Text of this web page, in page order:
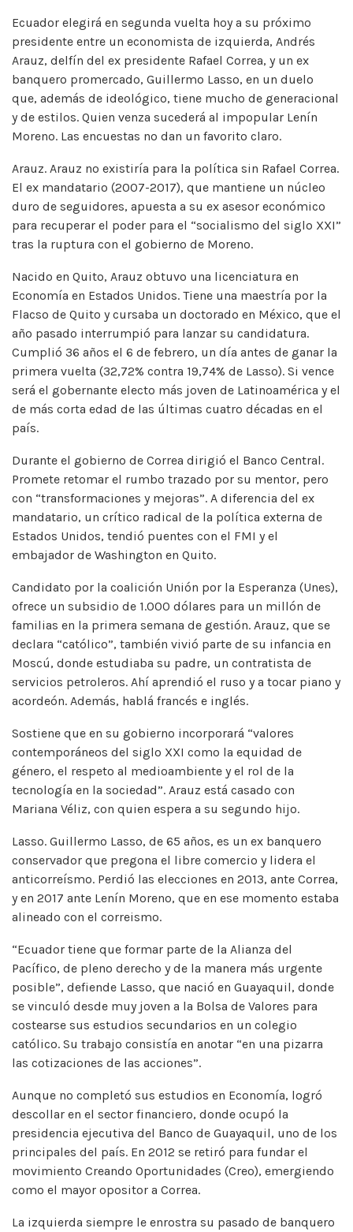
Ecuador elegirá en segunda vuelta hoy a su próximo
presidente entre un economista de izquierda, Andrés
Arauz, delfín del ex presidente Rafael Correa, y un ex
banquero promercado, Guillermo Lasso, en un duelo
que, además de ideológico, tiene mucho de generacional
y de estilos. Quien venza sucederá al impopular Lenín
Moreno. Las encuestas no dan un favorito claro.
Arauz. Arauz no existiría para la política sin Rafael Correa.
El ex mandatario (2007-2017), que mantiene un núcleo
duro de seguidores, apuesta a su ex asesor económico
para recuperar el poder para el “socialismo del siglo XXI”
tras la ruptura con el gobierno de Moreno.
Nacido en Quito, Arauz obtuvo una licenciatura en
Economía en Estados Unidos. Tiene una maestría por la
Flacso de Quito y cursaba un doctorado en México, que el
año pasado interrumpió para lanzar su candidatura.
Cumplió 36 años el 6 de febrero, un día antes de ganar la
primera vuelta (32,72% contra 19,74% de Lasso). Si vence
será el gobernante electo más joven de Latinoamérica y el
de más corta edad de las últimas cuatro décadas en el
país.
Durante el gobierno de Correa dirigió el Banco Central.
Promete retomar el rumbo trazado por su mentor, pero
con “transformaciones y mejoras”. A diferencia del ex
mandatario, un crítico radical de la política externa de
Estados Unidos, tendió puentes con el FMI y el
embajador de Washington en Quito.
Candidato por la coalición Unión por la Esperanza (Unes),
ofrece un subsidio de 1.000 dólares para un millón de
familias en la primera semana de gestión. Arauz, que se
declara “católico”, también vivió parte de su infancia en
Moscú, donde estudiaba su padre, un contratista de
servicios petroleros. Ahí aprendió el ruso y a tocar piano y
acordeón. Además, hablá francés e inglés.
Sostiene que en su gobierno incorporará “valores
contemporáneos del siglo XXI como la equidad de
género, el respeto al medioambiente y el rol de la
tecnología en la sociedad”. Arauz está casado con
Mariana Véliz, con quien espera a su segundo hijo.
Lasso. Guillermo Lasso, de 65 años, es un ex banquero
conservador que pregona el libre comercio y lidera el
anticorreísmo. Perdió las elecciones en 2013, ante Correa,
y en 2017 ante Lenín Moreno, que en ese momento estaba
alineado con el correismo.
“Ecuador tiene que formar parte de la Alianza del
Pacífico, de pleno derecho y de la manera más urgente
posible”, defiende Lasso, que nació en Guayaquil, donde
se vinculó desde muy joven a la Bolsa de Valores para
costearse sus estudios secundarios en un colegio
católico. Su trabajo consistía en anotar “en una pizarra
las cotizaciones de las acciones”.
Aunque no completó sus estudios en Economía, logró
descollar en el sector financiero, donde ocupó la
presidencia ejecutiva del Banco de Guayaquil, uno de los
principales del país. En 2012 se retiró para fundar el
movimiento Creando Oportunidades (Creo), emergiendo
como el mayor opositor a Correa.
La izquierda siempre le enrostra su pasado de banquero